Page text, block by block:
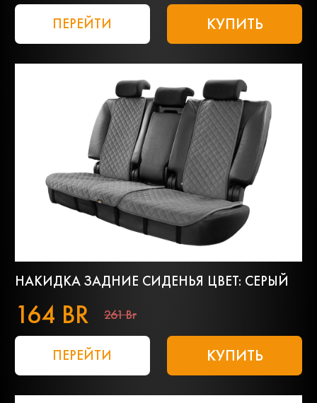
ПЕРЕЙТИ КУПИТЬ
НАКИДКА ЗАДНИЕ СИДЕНЬЯ ЦВЕТ: СЕРЫЙ
164 BR 261 Br
ПЕРЕЙТИ КУПИТЬ